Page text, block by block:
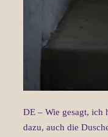
DE – Wie gesagt, ich
dazu, auch die